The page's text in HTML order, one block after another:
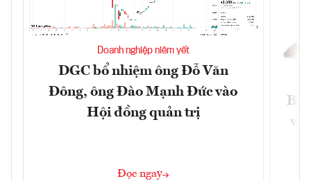
Doanh nghiệp niêm yết
DGC bổ nhiệm ông Đỗ Văn
Đông, ông Đào Mạnh Đức vào
Hội đồng quản trị
Đọc ngay
và